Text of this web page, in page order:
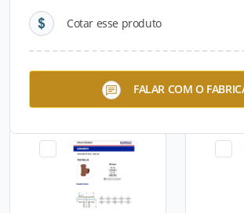
Cotar esse produto
FALAR COM O
Tubo PBA Classe 15 JEI
75mm Metro Corr Plastik
75 x